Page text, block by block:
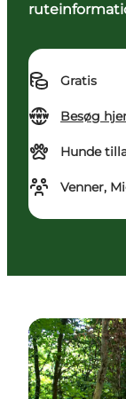
Gratis
Besøg
Hunde
Venner,